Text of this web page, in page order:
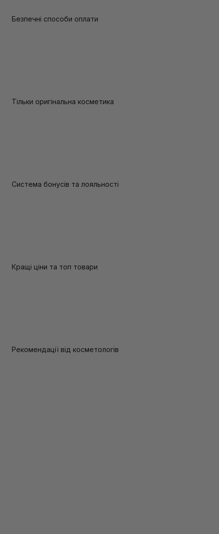
Безпечні способи оплати
Тільки оригінальна косметика
Система бонусів та лояльності
Кращі ціни та топ товари
Рекомендації від косметологів